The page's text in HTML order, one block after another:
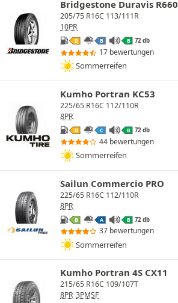
Bridgestone Duravis R660
205/75 R16C 113/111R
10PR
D B B 72 db
17 bewertungen
Sommerreifen
Kumho Portran KC53
225/65 R16C 112/110R
8PR
D C B 72 db
44 bewertungen
Sommerreifen
Sailun Commercio PRO
225/65 R16C 112/110R
8PR
B A B 72 db
37 bewertungen
Sommerreifen
Kumho Portran 4S CX11
215/65 R16C 109/107T
8PR 3PMSF